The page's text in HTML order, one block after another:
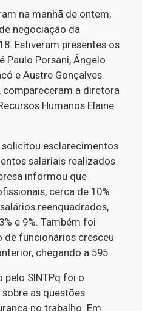
na manhã de ontem,
negociação da
Estiveram presentes os
Paulo Porsani, Ângelo
e Austre Gonçalves.
compareceram a diretora
Humanos Elaine
esclarecimentos
salariais realizados
informou que
cerca de 10%
reenquadrados,
e 9%. Também foi
funcionários cresceu
chegando a 595.
pelo SINTPq foi o
as questões
no trabalho. Em